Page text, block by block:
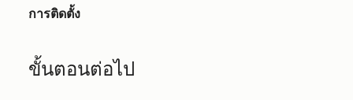
การติดตั้ง
ขั้นตอนต่อไป